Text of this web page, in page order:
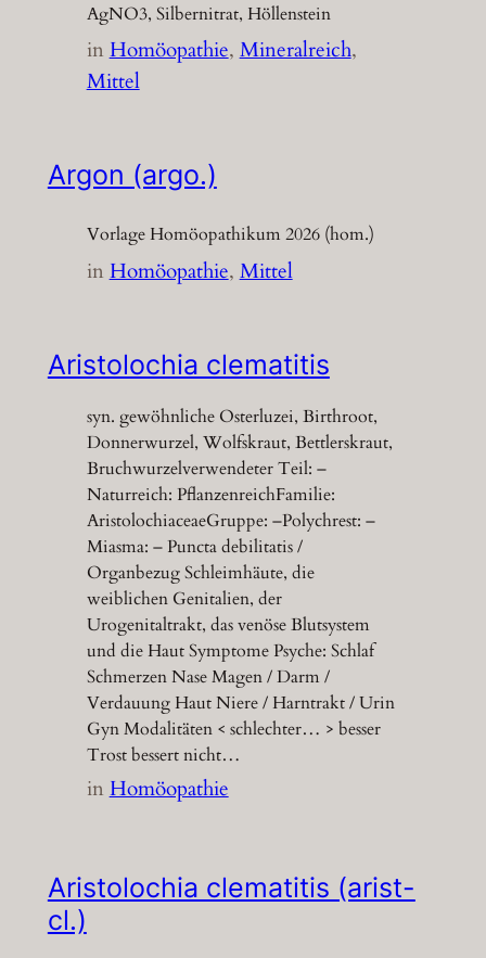
AgNO3, Silbernitrat, Höllenstein
inHomöopathie, Mineralreich
Mittel
Argon (argo.)
Vorlage Homöopathikum 2026 (hom.)
inHomöopathie, Mittel
Aristolochia clematitis
syn. gewöhnliche Osterluzei, Birthroot,
Donnerwurzel, Wolfskraut, Bettlerskraut,
Bruchwurzelverwendeter Teil: –
Naturreich: PflanzenreichFamilie:
AristolochiaceaeGruppe: –Polychrest: –
Miasma: – Puncta debilitatis /
Organbezug Schleimhäute, die
weiblichen Genitalien, der
Urogenitaltrakt, das venöse Blutsystem
und die Haut Symptome Psyche: Schlaf
Schmerzen Nase Magen / Darm /
Verdauung Haut Niere / Harntrakt / Urin
Gyn Modalitäten < schlechter… > besser
Trost bessert nicht…
inHomöopathie
Aristolochia clematitis (arist-
cl.)